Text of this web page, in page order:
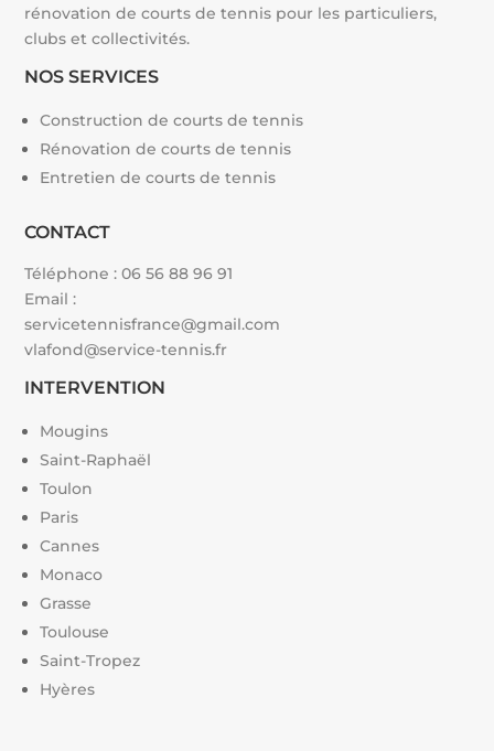
rénovation de courts de tennis pour les particuliers,
clubs et collectivités.
NOS SERVICES
Construction de courts de tennis
Rénovation de courts de tennis
Entretien de courts de tennis
CONTACT
Téléphone :06 56 88 96 91
Email :
servicetennisfrance@gmail.com
vlafond@service-tennis.fr
INTERVENTION
Mougins
Saint-Raphaël
Toulon
Paris
Cannes
Monaco
Grasse
Toulouse
Saint-Tropez
Hyères